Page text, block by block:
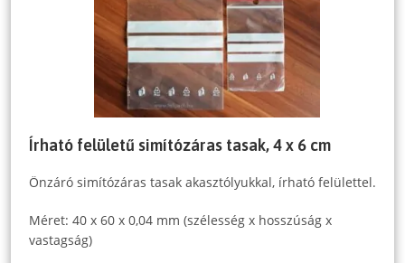
Írható felületű simítózáras tasak, 4 x 6 cm
Önzáró simítózáras tasak akasztólyukkal, írható felülettel.
Méret: 40 x 60 x 0,04 mm (szélesség x hosszúság x
vastagság)